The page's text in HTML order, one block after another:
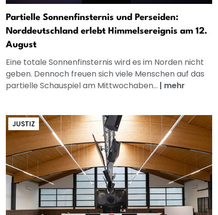
Partielle Sonnenfinsternis und Perseiden:
Norddeutschland erlebt Himmelsereignis am 12.
August
Eine totale Sonnenfinsternis wird es im Norden nicht
geben. Dennoch freuen sich viele Menschen auf das
partielle Schauspiel am Mittwochaben... | mehr
JUSTIZ